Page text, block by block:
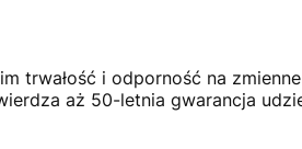
trwałość i odporność na
aż 50-letnia gwarancja